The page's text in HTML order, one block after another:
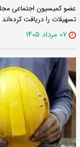
عضو کمیسیون اجتماعی
تسهیلات را دریافت
۰۷ مرداد ۱۴۰۵